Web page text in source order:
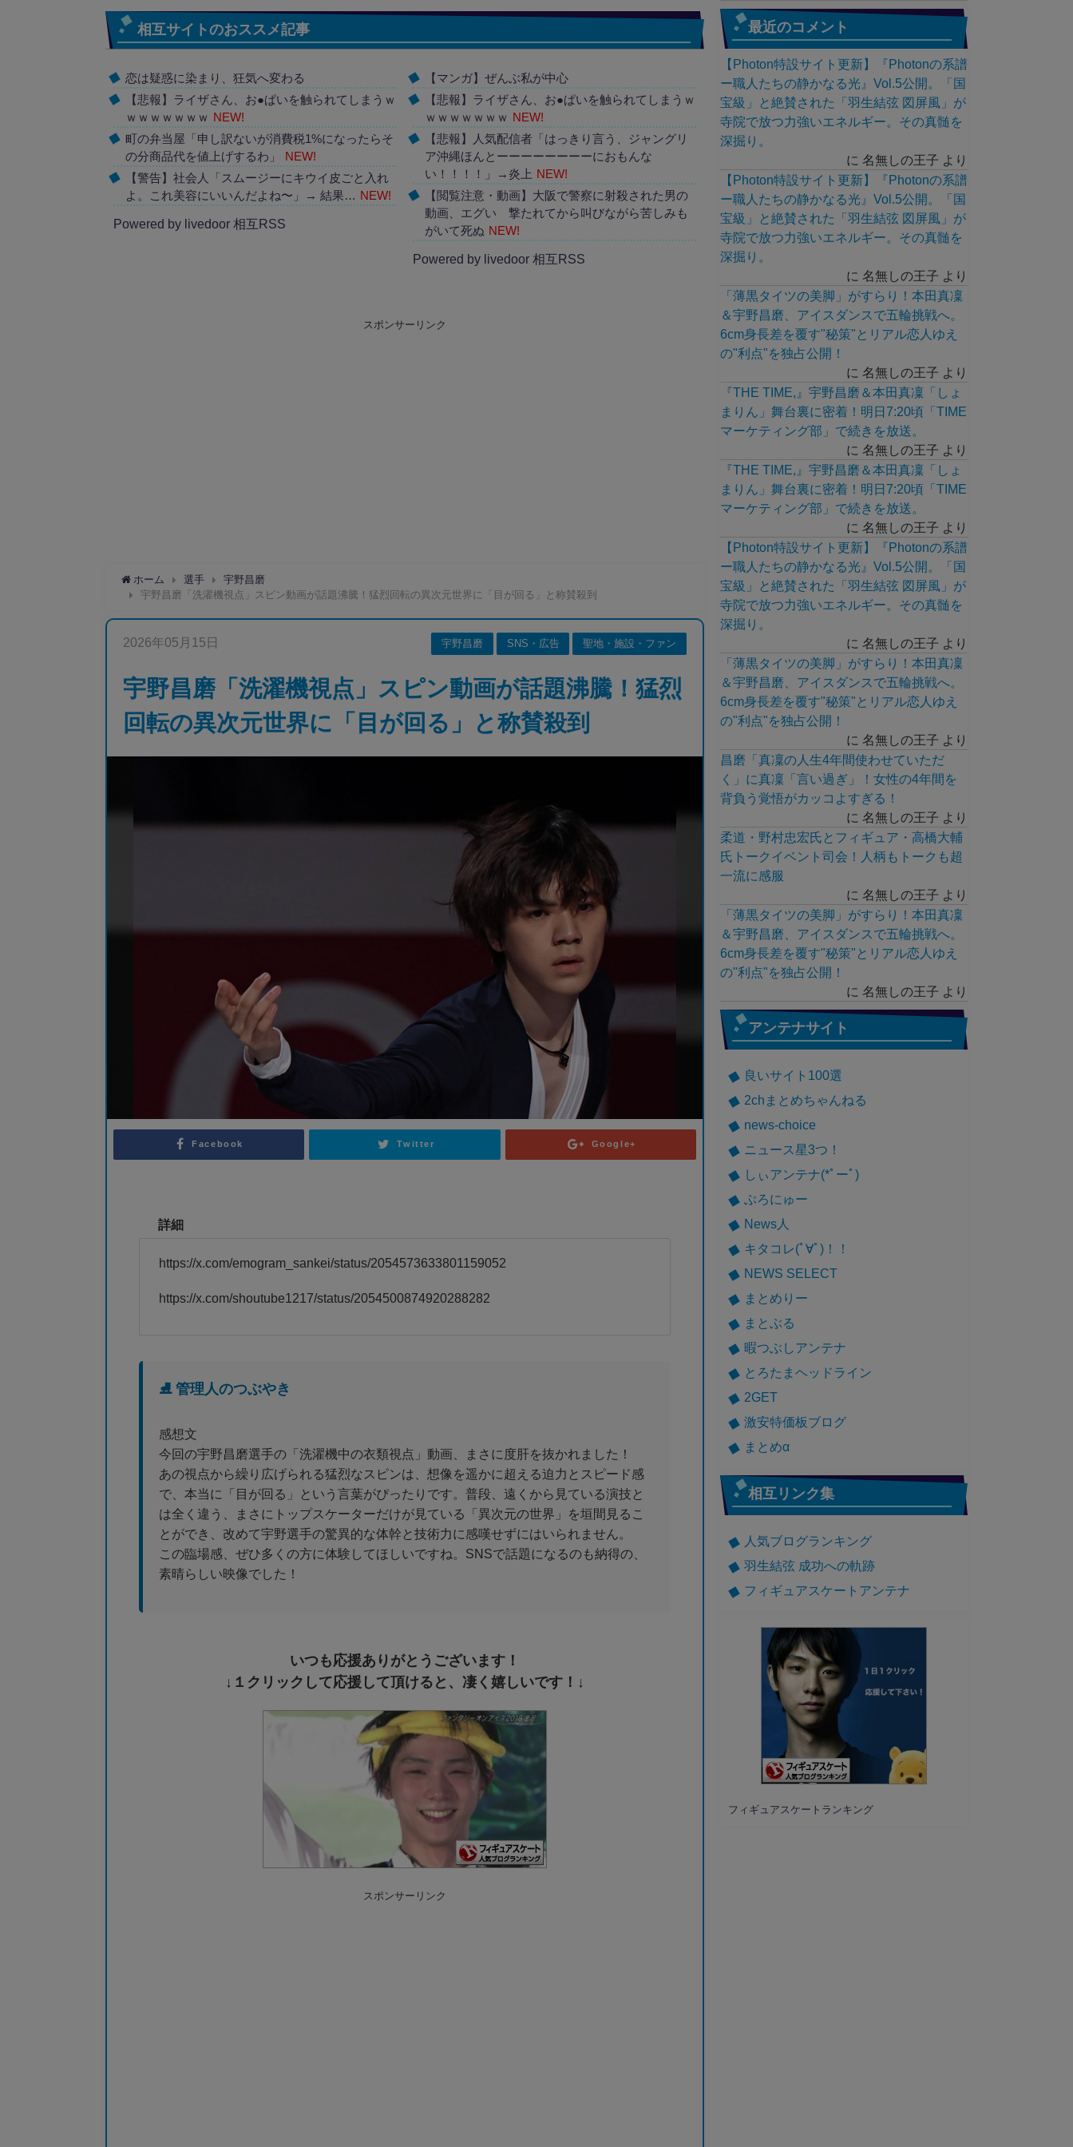
相互サイトのおススメ記事
恋は疑惑に染まり、狂気へ変わる
【悲報】ライザさん、お●ぱいを触られてしまうｗ
ｗｗｗｗｗｗｗ
NEW!
町の弁当屋「申し訳ないが消費税1%になったらそ
の分商品代を値上げするわ」
NEW!
【警告】社会人「スムージーにキウイ皮ごと入れ
よ。これ美容にいいんだよね〜」→ 結果… NEW!
Powered by livedoor 相互RSS
【マンガ】ぜんぶ私が中心
【悲報】ライザさん、お●ぱいを触られてしまうｗ
ｗｗｗｗｗｗｗ
NEW!
【悲報】人気配信者「はっきり言う、ジャングリ
ア沖縄ほんとーーーーーーーーにおもんな
い！！！！」→炎上 NEW!
【閲覧注意・動画】大阪で警察に射殺された男の
動画、エグい 撃たれてから叫びながら苦しみも
がいて死ぬ NEW!
Powered by livedoor 相互RSS
スポンサーリンク
ホーム 選手
宇野昌磨
宇野昌磨「洗濯機視点」スピン動画が話題沸騰！猛烈回転の異次元世界に「目が回る」と称賛殺到
2026年05月15日 宇野昌磨 SNS・広告 聖地・施設・ファン
宇野昌磨「洗濯機視点」スピン動画が話題沸騰！猛烈
回転の異次元世界に「目が回る」と称賛殺到
Facebook Twitter Google+
詳細
https://x.com/emogram_sankei/status/2054573633801159052
https://x.com/shoutube1217/status/2054500874920288282
⛸️ 管理人のつぶやき
感想文
今回の宇野昌磨選手の「洗濯機中の衣類視点」動画、まさに度肝を抜かれました！
あの視点から繰り広げられる猛烈なスピンは、想像を遥かに超える迫力とスピード感
で、本当に「目が回る」という言葉がぴったりです。普段、遠くから見ている演技と
は全く違う、まさにトップスケーターだけが見ている「異次元の世界」を垣間見るこ
とができ、改めて宇野選手の驚異的な体幹と技術力に感嘆せずにはいられません。
この臨場感、ぜひ多くの方に体験してほしいですね。SNSで話題になるのも納得の、
素晴らしい映像でした！
いつも応援ありがとうございます！
↓１クリックして応援して頂けると、凄く嬉しいです！↓
スポンサーリンク
最近のコメント
【Photon特設サイト更新】『Photonの系譜
ー職人たちの静かなる光』Vol.5公開。「国
宝級」と絶賛された「羽生結弦 図屏風」が
寺院で放つ力強いエネルギー。その真髄を
深掘り。
に 名無しの王子 より
【Photon特設サイト更新】『Photonの系譜
ー職人たちの静かなる光』Vol.5公開。「国
宝級」と絶賛された「羽生結弦 図屏風」が
寺院で放つ力強いエネルギー。その真髄を
深掘り。
に 名無しの王子 より
「薄黒タイツの美脚」がすらり！本田真凜
＆宇野昌磨、アイスダンスで五輪挑戦へ。
6cm身長差を覆す"秘策"とリアル恋人ゆえ
の"利点"を独占公開！
に 名無しの王子 より
『THE TIME,』宇野昌磨＆本田真凜「しょ
まりん」舞台裏に密着！明日7:20頃「TIME
マーケティング部」で続きを放送。
に 名無しの王子 より
『THE TIME,』宇野昌磨＆本田真凜「しょ
まりん」舞台裏に密着！明日7:20頃「TIME
マーケティング部」で続きを放送。
に 名無しの王子 より
【Photon特設サイト更新】『Photonの系譜
ー職人たちの静かなる光』Vol.5公開。「国
宝級」と絶賛された「羽生結弦 図屏風」が
寺院で放つ力強いエネルギー。その真髄を
深掘り。
に 名無しの王子 より
「薄黒タイツの美脚」がすらり！本田真凜
＆宇野昌磨、アイスダンスで五輪挑戦へ。
6cm身長差を覆す"秘策"とリアル恋人ゆえ
の"利点"を独占公開！
に 名無しの王子 より
昌磨「真凜の人生4年間使わせていただ
く」に真凜「言い過ぎ」！女性の4年間を
背負う覚悟がカッコよすぎる！
に 名無しの王子 より
柔道・野村忠宏氏とフィギュア・高橋大輔
氏トークイベント司会！人柄もトークも超
一流に感服
に 名無しの王子 より
「薄黒タイツの美脚」がすらり！本田真凜
＆宇野昌磨、アイスダンスで五輪挑戦へ。
6cm身長差を覆す"秘策"とリアル恋人ゆえ
の"利点"を独占公開！
に 名無しの王子 より
アンテナサイト
良いサイト100選
2chまとめちゃんねる
news-choice
ニュース星3つ！
しぃアンテナ(*ﾟーﾟ)
ぶろにゅー
News人
キタコレ(ﾟ∀ﾟ)！！
NEWS SELECT
まとめりー
まとぶる
暇つぶしアンテナ
とろたまヘッドライン
2GET
激安特価板ブログ
まとめα
相互リンク集
人気ブログランキング
羽生結弦 成功への軌跡
フィギュアスケートアンテナ
フィギュアスケートランキング